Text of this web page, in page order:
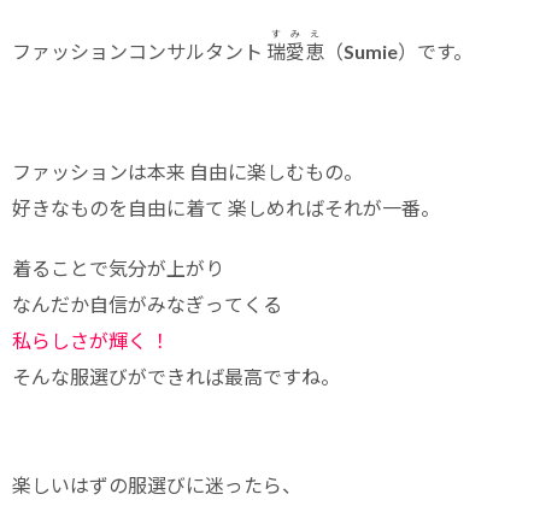
ファッションコンサルタント 瑞愛恵
すみえ
（Sumie）です。
ファッションは本来 自由に楽しむもの。
好きなものを自由に着て 楽しめればそれが一番。
着ることで気分が上がり
なんだか自信がみなぎってくる
私らしさが輝く ！
そんな服選びができれば最高ですね。
楽しいはずの服選びに迷ったら、